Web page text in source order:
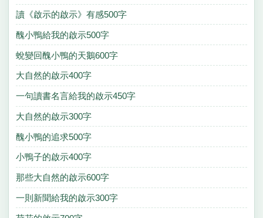
讀《啟示的啟示》有感500字
醜小鴨給我的啟示500字
蛻變回醜小鴨的天鵝600字
大自然的啟示400字
一句讀書名言給我的啟示450字
大自然的啟示300字
醜小鴨的追求500字
小鴨子的啟示400字
那些大自然的啟示600字
一則新聞給我的啟示300字